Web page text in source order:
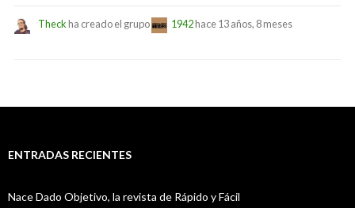
Theckha creado el grupo 1942hace 13 años, 8 meses
ENTRADAS RECIENTES
Nace Dado Objetivo, la revista de Rápido y Fácil